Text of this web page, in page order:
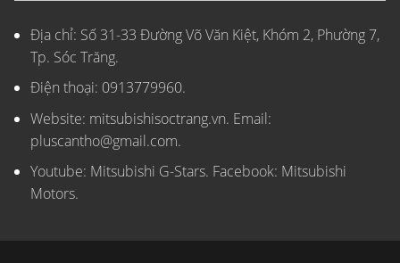
Địa chỉ: Số 31-33 Đường Võ Văn Kiệt, Khóm 2, Phường 7,
Tp. Sóc Trăng.
Điện thoại: 0913779960.
Website: mitsubishisoctrang.vn. Email:
pluscantho@gmail.com.
Youtube: Mitsubishi G-Stars. Facebook: Mitsubishi
Motors.